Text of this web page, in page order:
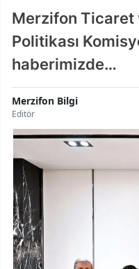
Merzifon Ticaret
Politikası
haberimizde…
Merzifon Bilgi
Editör